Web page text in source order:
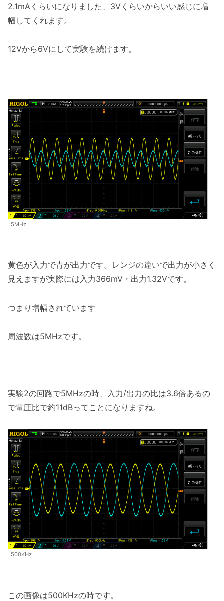
2.1mAくらいになりました、3Vくらいからいい感じに増
幅してくれます。
12Vから6Vにして実験を続けます。
5MHz
黄色が入力で青が出力です。レンジの違いで出力が小さく
見えますが実際には入力366mV・出力1.32Vです。
つまり増幅されています
周波数は5MHzです。
実験2の回路で5MHzの時、入力/出力の比は3.6倍あるの
で電圧比で約11dBってことになりますね。
500KHz
この画像は500KHzの時です。